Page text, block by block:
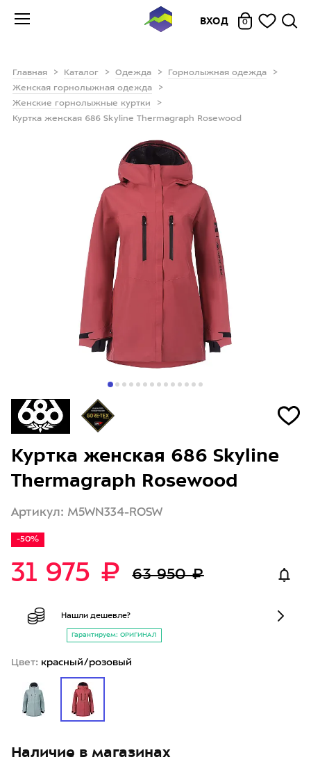
ВХОД 0
Главная Каталог Одежда
Горнолыжная одежда
Женская горнолыжная одежда
Женские горнолыжные куртки
Куртка женская 686 Skyline Thermagraph Rosewood
Куртка женская 686 Skyline
Thermagraph Rosewood
Артикул: M5WN334-ROSW
-50%
31 975 ₽ 63 950 ₽
Нашли дешевле?
Гарантируем: ОРИГИНАЛ
Цвет: красный/розовый
Наличие в магазинах